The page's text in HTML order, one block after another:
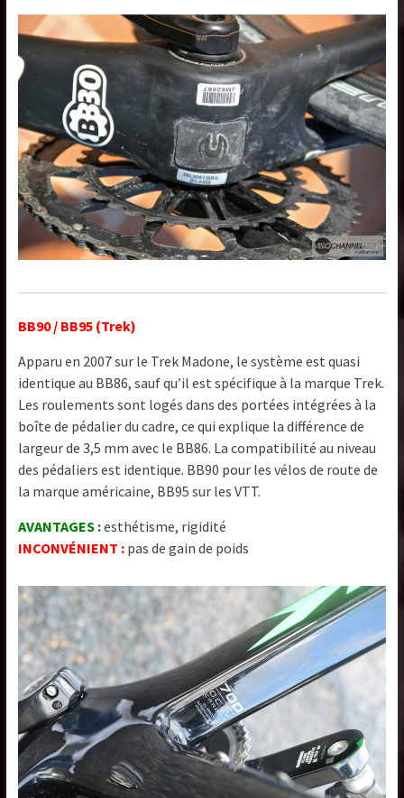
BB90 / BB95 (Trek)
Apparu en 2007 sur le Trek Madone, le système est quasi
identique au BB86, sauf qu’il est spécifique à la marque Trek.
Les roulements sont logés dans des portées intégrées à la
boîte de pédalier du cadre, ce qui explique la différence de
largeur de 3,5 mm avec le BB86. La compatibilité au niveau
des pédaliers est identique. BB90 pour les vélos de route de
la marque américaine, BB95 sur les VTT.
AVANTAGES :esthétisme, rigidité
INCONVÉNIENT : pas de gain de poids